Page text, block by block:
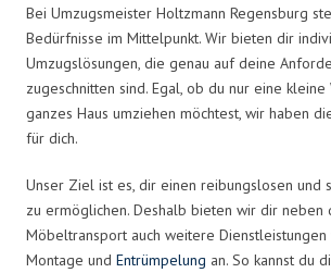
Bei Umzugsmeister Holtzmann Regensburg
Bedürfnisse im Mittelpunkt. Wir bieten dir
Umzugslösungen, die genau auf deine
zugeschnitten sind. Egal, ob du nur eine
ganzes Haus umziehen möchtest, wir haben
für dich.
Unser Ziel ist es, dir einen reibungslosen und
zu ermöglichen. Deshalb bieten wir dir neben
Möbeltransport auch weitere Dienstleistungen
Montage und Entrümpelung an. So kannst du